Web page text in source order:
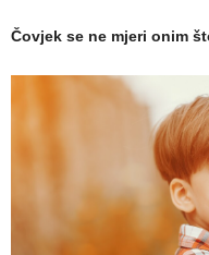
Čovjek se ne mjeri onim